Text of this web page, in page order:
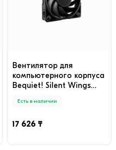
Вентилятор для
компьютерного корпуса
Bequiet! Silent Wings
Есть в наличии
17 626 ₸